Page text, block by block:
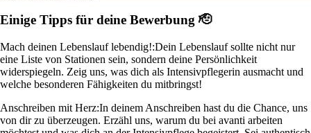
Einige Tipps für deine Bewerbung 🫡
Mach deinen Lebenslauf lebendig!:Dein Lebenslauf sollte nicht nur
eine Liste von Stationen sein, sondern deine Persönlichkeit
widerspiegeln. Zeig uns, was dich als Intensivpflegerin ausmacht und
welche besonderen Fähigkeiten du mitbringst!
Anschreiben mit Herz:In deinem Anschreiben hast du die Chance, uns
von dir zu überzeugen. Erzähl uns, warum du bei avanti arbeiten